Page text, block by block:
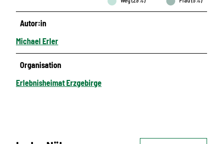
Autor:in
Michael Erler
Organisation
Erlebnisheimat Erzgebirge